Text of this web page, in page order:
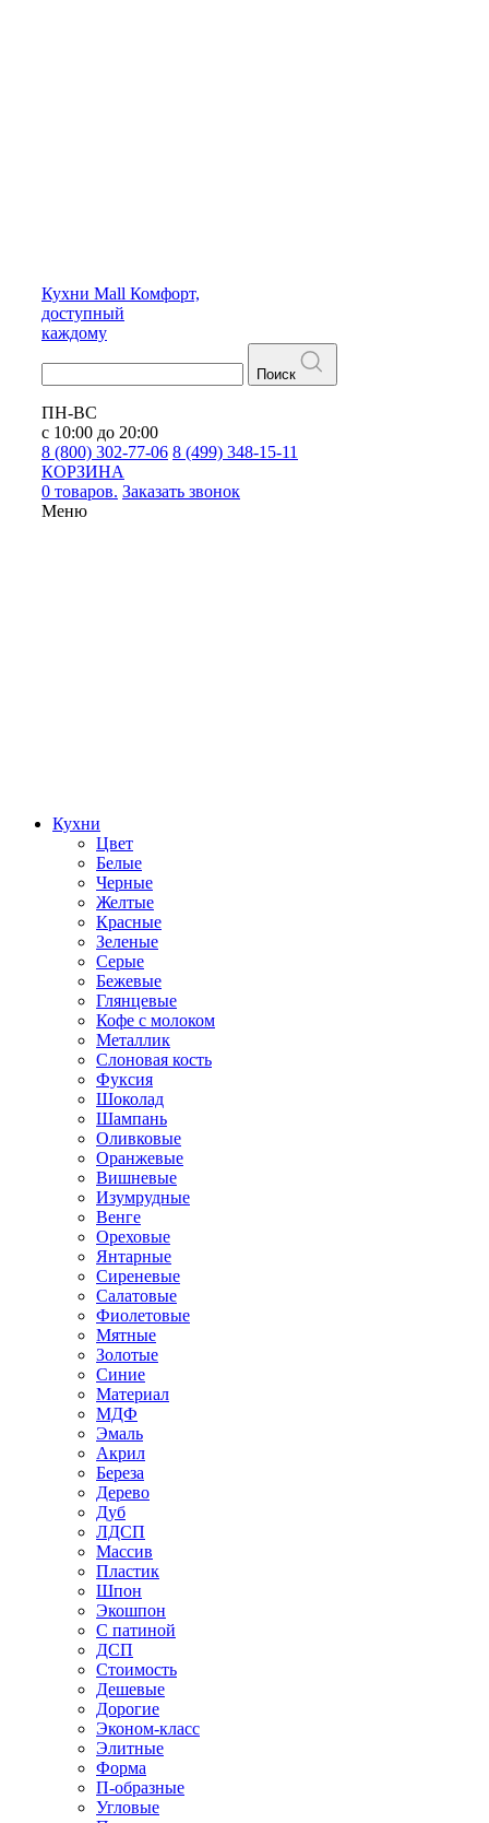
Кухни Mall Комфорт,
доступный
каждому
Поиск
ПН-ВС
с 10:00 до 20:00
8 (800) 302-77-06 8 (499) 348-15-11
КОРЗИНА
0 товаров. Заказать звонок
Меню
Кухни
Цвет
Белые
Черные
Желтые
Красные
Зеленые
Серые
Бежевые
Глянцевые
Кофе с молоком
Металлик
Слоновая кость
Фуксия
Шоколад
Шампань
Оливковые
Оранжевые
Вишневые
Изумрудные
Венге
Ореховые
Янтарные
Сиреневые
Салатовые
Фиолетовые
Мятные
Золотые
Синие
Материал
МДФ
Эмаль
Акрил
Береза
Дерево
Дуб
ЛДСП
Массив
Пластик
Шпон
Экошпон
С патиной
ДСП
Стоимость
Дешевые
Дорогие
Эконом-класс
Элитные
Форма
П-образные
Угловые